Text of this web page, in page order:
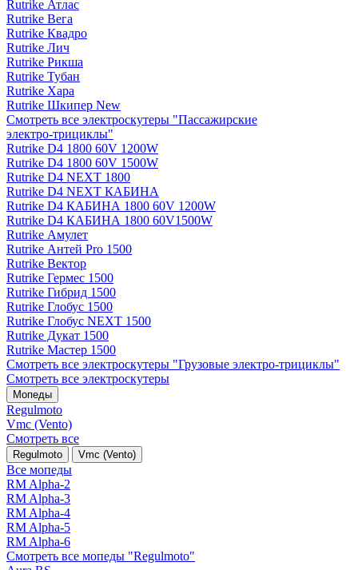
Rutrike Атлас
Rutrike Вега
Rutrike Квадро
Rutrike Лич
Rutrike Рикша
Rutrike Тубан
Rutrike Хара
Rutrike Шкипер New
Смотреть все электро­скутеры "Пассажирские
электро‑трициклы"
Rutrike D4 1800 60V 1200W
Rutrike D4 1800 60V 1500W
Rutrike D4 NEXT 1800
Rutrike D4 NEXT КАБИНА
Rutrike D4 КАБИНА 1800 60V 1200W
Rutrike D4 КАБИНА 1800 60V1500W
Rutrike Амулет
Rutrike Антей Pro 1500
Rutrike Вектор
Rutrike Гермес 1500
Rutrike Гибрид 1500
Rutrike Глобус 1500
Rutrike Глобус NEXT 1500
Rutrike Дукат 1500
Rutrike Мастер 1500
Смотреть все электро­скутеры "Грузовые электро‑трициклы"
Смотреть все электро­скутеры
Мопеды
Regulmoto
Vmc (Vento)
Смотреть все
Regulmoto Vmc (Vento)
Все мопеды
RM Alpha-2
RM Alpha-3
RM Alpha-4
RM Alpha-5
RM Alpha-6
Смотреть все мопеды "Regulmoto"